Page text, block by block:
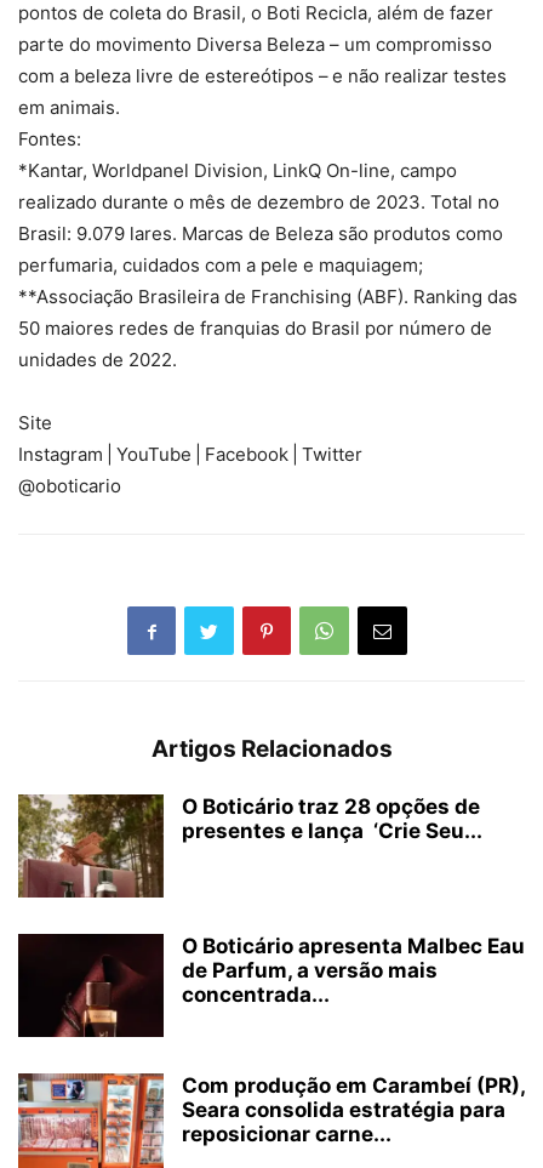
pontos de coleta do Brasil, o Boti Recicla, além de fazer
parte do movimento Diversa Beleza – um compromisso
com a beleza livre de estereótipos – e não realizar testes
em animais.
Fontes:
*Kantar, Worldpanel Division, LinkQ On-line, campo
realizado durante o mês de dezembro de 2023. Total no
Brasil: 9.079 lares. Marcas de Beleza são produtos como
perfumaria, cuidados com a pele e maquiagem;
**Associação Brasileira de Franchising (ABF). Ranking das
50 maiores redes de franquias do Brasil por número de
unidades de 2022.
Site
Instagram | YouTube | Facebook | Twitter
@oboticario
Artigos Relacionados
O Boticário traz 28 opções de
presentes e lança ‘Crie Seu...
O Boticário apresenta Malbec Eau
de Parfum, a versão mais
concentrada...
Com produção em Carambeí (PR),
Seara consolida estratégia para
reposicionar carne...